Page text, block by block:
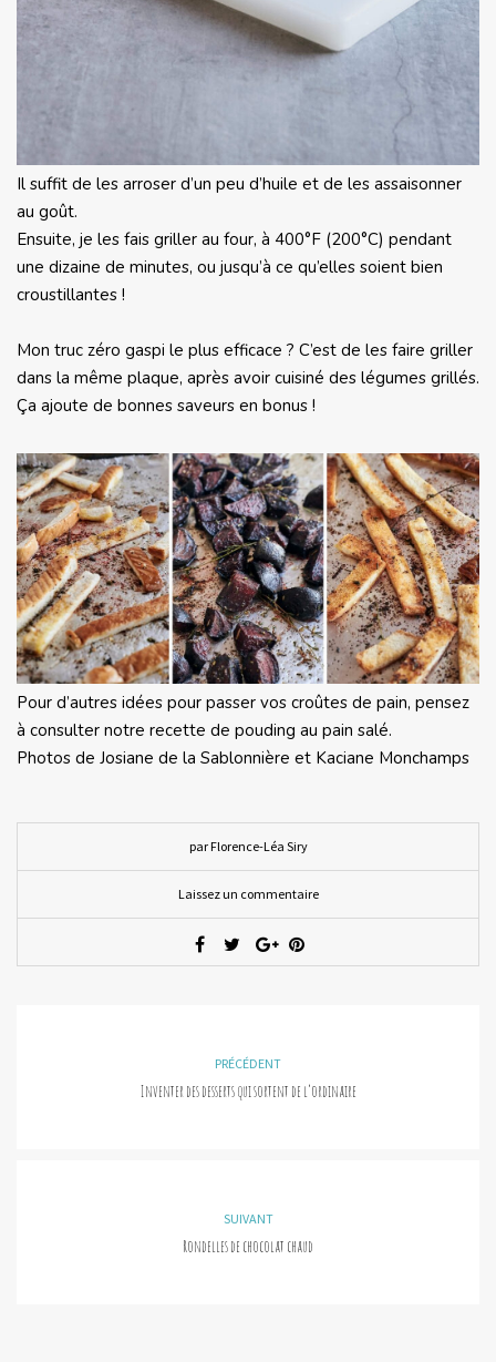
Il suffit de les arroser d’un peu d’huile et de les assaisonner
au goût.
Ensuite, je les fais griller au four, à 400°F (200°C) pendant
une dizaine de minutes, ou jusqu’à ce qu’elles soient bien
croustillantes !
Mon truc zéro gaspi le plus efficace ? C’est de les faire griller
dans la même plaque, après avoir cuisiné des légumes grillés.
Ça ajoute de bonnes saveurs en bonus !
Pour d’autres idées pour passer vos croûtes de pain, pensez
à consulter notre recette de pouding au pain salé.
Photos de Josiane de la Sablonnière et Kaciane Monchamps
par Florence-Léa Siry
Laissez un commentaire
PRÉCÉDENT
Inventer des desserts qui sortent de l’ordinaire
SUIVANT
Rondelles de chocolat chaud